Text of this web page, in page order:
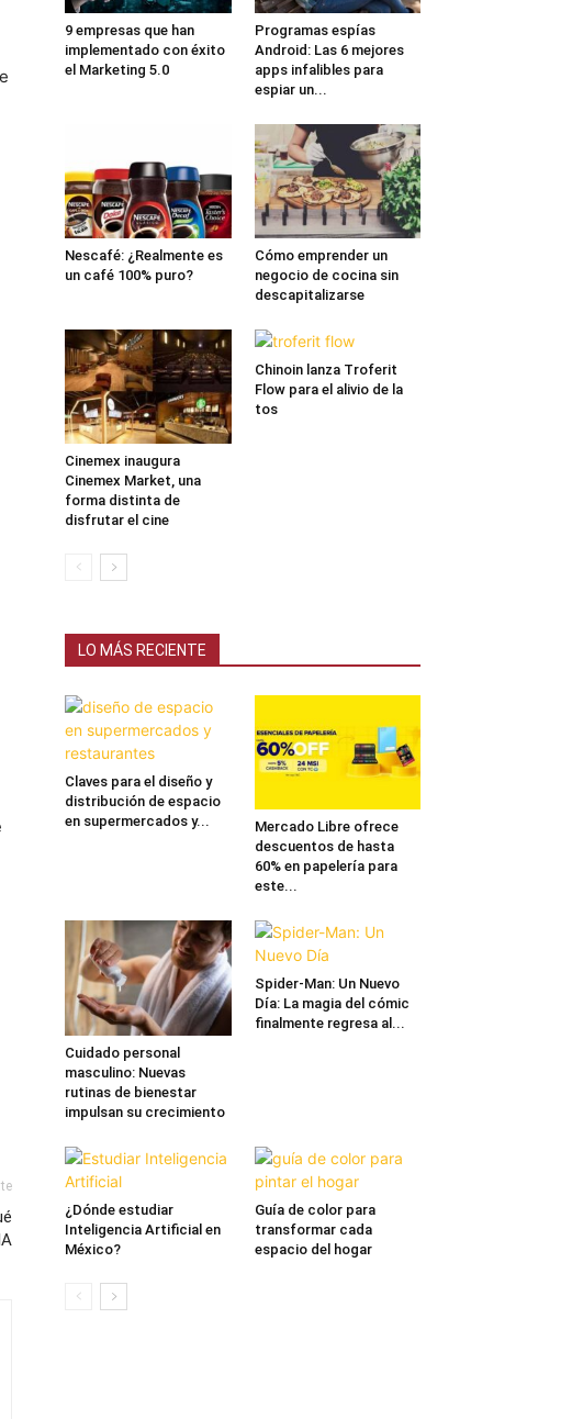
9 empresas que han
implementado con éxito
el Marketing 5.0
Programas espías
Android: Las 6 mejores
apps infalibles para
espiar un...
Nescafé: ¿Realmente es
un café 100% puro?
Cómo emprender un
negocio de cocina sin
descapitalizarse
Cinemex inaugura
Cinemex Market, una
forma distinta de
disfrutar el cine
Chinoin lanza Troferit
Flow para el alivio de la
tos
LO MÁS RECIENTE
Claves para el diseño y
distribución de espacio
en supermercados y...
Mercado Libre ofrece
descuentos de hasta
60% en papelería para
este...
Cuidado personal
masculino: Nuevas
rutinas de bienestar
impulsan su crecimiento
Spider-Man: Un Nuevo
Día: La magia del cómic
finalmente regresa al...
¿Dónde estudiar
Inteligencia Artificial en
México?
Guía de color para
transformar cada
espacio del hogar